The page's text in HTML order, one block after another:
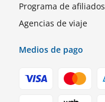
Programa de afiliados
Agencias de viaje
Medios de pago